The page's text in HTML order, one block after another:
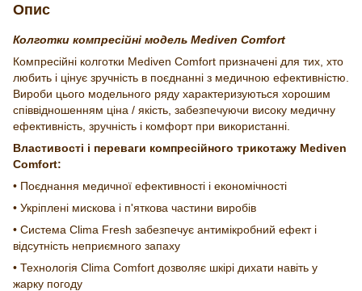
Опис
Колготки компресійні модель Mediven Comfort
Компресійні колготки Mediven Comfort призначені для тих, хто
любить і цінує зручність в поєднанні з медичною ефективністю.
Вироби цього модельного ряду характеризуються хорошим
співвідношенням ціна / якість, забезпечуючи високу медичну
ефективність, зручність і комфорт при використанні.
Властивості і переваги компресійного трикотажу Mediven
Comfort:
• Поєднання медичної ефективності і економічності
• Укріплені мискова і п'яткова частини виробів
• Система Clima Fresh забезпечує антимікробний ефект і
відсутність неприємного запаху
• Технологія Clima Comfort дозволяє шкірі дихати навіть у
жарку погоду